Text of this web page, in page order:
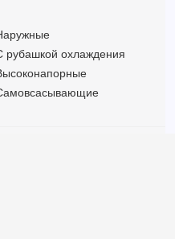
рубашкой охлаждения